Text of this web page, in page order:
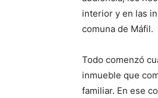
interior y en las
comuna de Máfil.
Todo comenzó
inmueble que
familiar. En ese